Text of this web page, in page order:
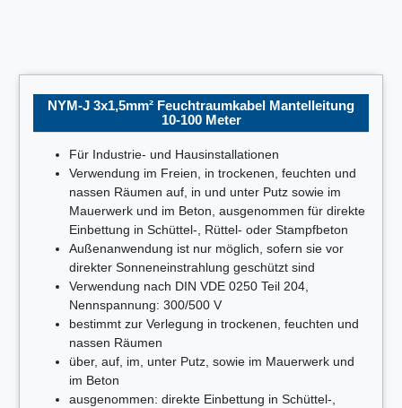
NYM-J 3x1,5mm² Feuchtraumkabel Mantelleitung
10-100 Meter
Für Industrie- und Hausinstallationen
Verwendung im Freien, in trockenen, feuchten und
nassen Räumen auf, in und unter Putz sowie im
Mauerwerk und im Beton, ausgenommen für direkte
Einbettung in Schüttel-, Rüttel- oder Stampfbeton
Außenanwendung ist nur möglich, sofern sie vor
direkter Sonneneinstrahlung geschützt sind
Verwendung nach DIN VDE 0250 Teil 204,
Nennspannung: 300/500 V
bestimmt zur Verlegung in trockenen, feuchten und
nassen Räumen
über, auf, im, unter Putz, sowie im Mauerwerk und
im Beton
ausgenommen: direkte Einbettung in Schüttel-,